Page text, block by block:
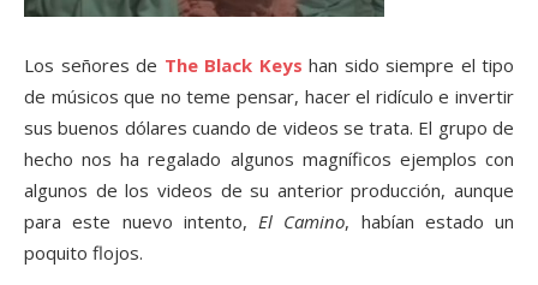
Los señores de The Black Keys han sido siempre el tipo
de músicos que no teme pensar, hacer el ridículo e invertir
sus buenos dólares cuando de videos se trata. El grupo de
hecho nos ha regalado algunos magníficos ejemplos con
algunos de los videos de su anterior producción, aunque
para este nuevo intento, El Camino, habían estado un
poquito flojos.